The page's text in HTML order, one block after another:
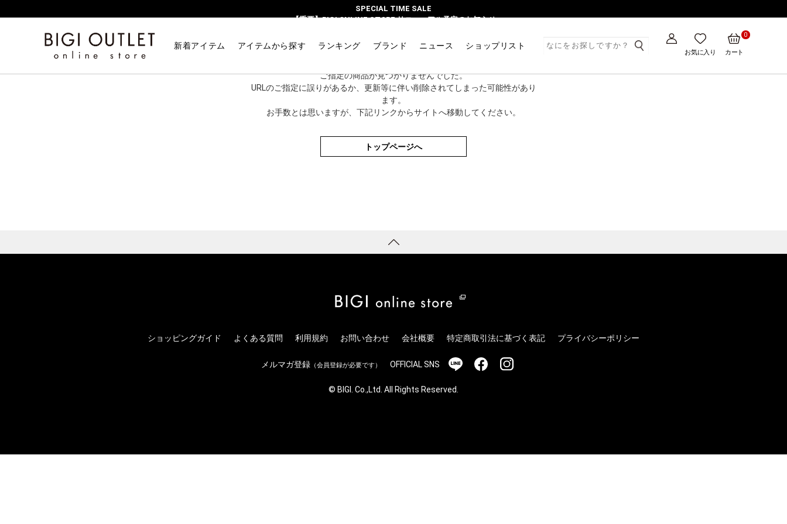
SPECIAL TIME SALE
【重要】BIGI ONLINE STORE リニューアル予定のお知らせ
新着アイテム アイテムから探す ランキング ブランド ニュース ショップリスト
お気に入り カート
0
ご指定の商品が見つかりませんでした。
URLのご指定に誤りがあるか、更新等に伴い削除されてしまった可能性があり
ます。
お手数とは思いますが、下記リンクからサイトへ移動してください。
トップページへ
ショッピングガイド よくある質問 利用規約 お問い合わせ 会社概要 特定商取引法に基づく表記 プライバシーポリシー
メルマガ登録 （会員登録が必要です） OFFICIAL SNS
© BIGI. Co.,Ltd. All Rights Reserved.